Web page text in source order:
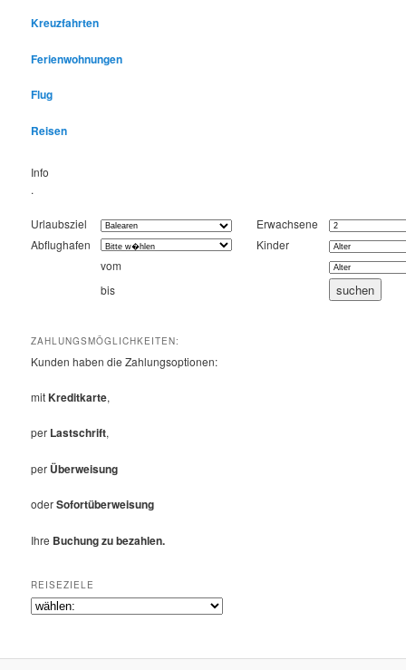
Kreuzfahrten
Ferienwohnungen
Flug
Reisen
Info
.
Urlaubsziel
Erwachsene
Abflughafen
Kinder
vom
bis
ZAHLUNGSMÖGLICHKEITEN:
Kunden haben die Zahlungsoptionen:
mitKreditkarte,
per Lastschrift,
per Überweisung
oderSofortüberweisung
Ihre Buchung zu bezahlen.
REISEZIELE